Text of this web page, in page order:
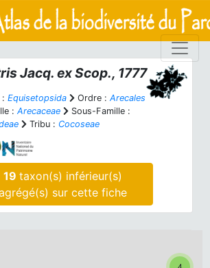
Jacq. ex Scop., 1777
: Equisetopsida Ordre : Arecales
: Arecaceae
Sous-Famille :
Tribu : Cocoseae
19 taxon(s) inférieur(s)
agrégé(s) sur cette fiche